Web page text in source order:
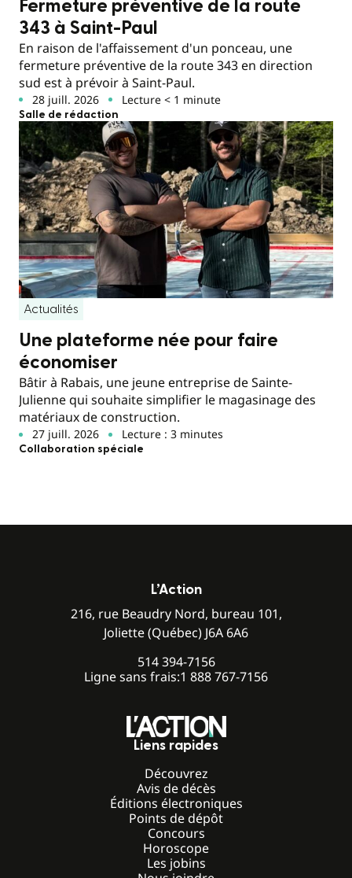
Fermeture préventive de la route
343 à Saint-Paul
En raison de l'affaissement d'un ponceau, une
fermeture préventive de la route 343 en direction
sud est à prévoir à Saint-Paul.
28 juill. 2026 Lecture < 1 minute
Salle de rédaction
Actualités
Une plateforme née pour faire
économiser
Bâtir à Rabais, une jeune entreprise de Sainte-
Julienne qui souhaite simplifier le magasinage des
matériaux de construction.
27 juill. 2026 Lecture : 3 minutes
Collaboration spéciale
L’Action
216, rue Beaudry Nord, bureau 101,
Joliette (Québec) J6A 6A6
514 394-7156
Ligne sans frais:1 888 767-7156
Liens rapides
Découvrez
Avis de décès
Éditions électroniques
Points de dépôt
Concours
Horoscope
Les jobins